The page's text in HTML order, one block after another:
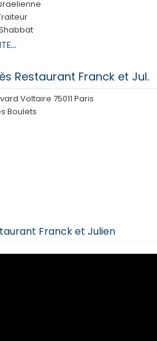
Restaurant Franck et Jul.
Voltaire 75011 Paris
Boulets
Franck et Julien